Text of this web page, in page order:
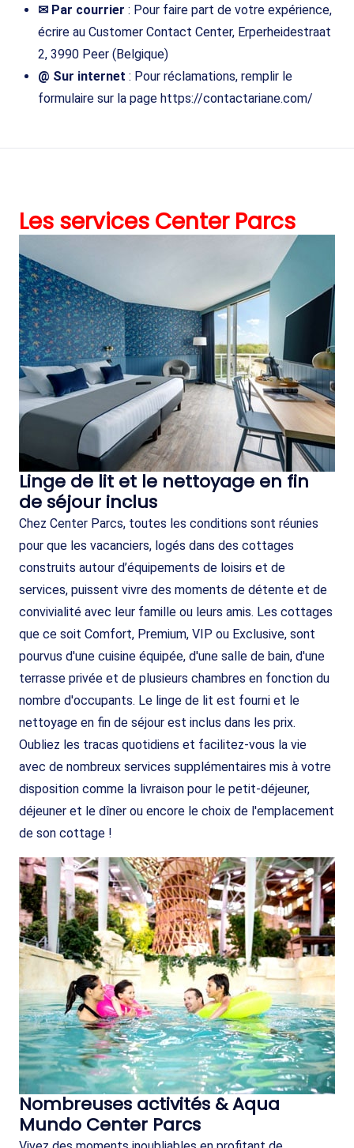
✉ Par courrier : Pour faire part de votre expérience,
écrire au Customer Contact Center, Erperheidestraat
2, 3990 Peer (Belgique)
@ Sur internet : Pour réclamations, remplir le
formulaire sur la page https://contactariane.com/
Les services Center Parcs
Linge de lit et le nettoyage en fin
de séjour inclus
Chez Center Parcs, toutes les conditions sont réunies
pour que les vacanciers, logés dans des cottages
construits autour d’équipements de loisirs et de
services, puissent vivre des moments de détente et de
convivialité avec leur famille ou leurs amis. Les cottages
que ce soit Comfort, Premium, VIP ou Exclusive, sont
pourvus d'une cuisine équipée, d'une salle de bain, d'une
terrasse privée et de plusieurs chambres en fonction du
nombre d'occupants. Le linge de lit est fourni et le
nettoyage en fin de séjour est inclus dans les prix.
Oubliez les tracas quotidiens et facilitez-vous la vie
avec de nombreux services supplémentaires mis à votre
disposition comme la livraison pour le petit-déjeuner,
déjeuner et le dîner ou encore le choix de l'emplacement
de son cottage !
Nombreuses activités & Aqua
Mundo Center Parcs